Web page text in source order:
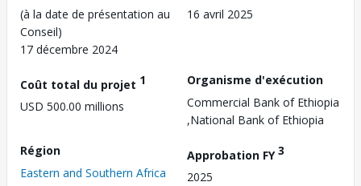
(à la date de présentation au
Conseil)
17 décembre 2024
16 avril 2025
Coût total du projet 1
USD 500.00 millions
Organisme d'exécution
Commercial Bank of Ethiopia
,National Bank of Ethiopia
Région
Eastern and Southern Africa
Approbation FY3
2025